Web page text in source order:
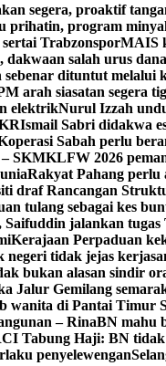
segera, proaktif
prihatin, program
sertai TrabzonsporMAIS
dakwaan salah urus
sebenar dituntut melalui
arah siasatan segera
elektrikNurul Izzah
Ismail Sabri didakwa
Sabah perlu
SKMKLFW 2026
Rakyat Pahang perlu
draf Rancangan
tulang sebagai kes
Saifuddin jalankan tugas
Kerajaan Perpaduan
negeri tidak jejas
bukan alasan sindir
Jalur Gemilang
wanita di Pantai Timur
– RinaBN mahu
Tabung Haji: BN
penyelewengan